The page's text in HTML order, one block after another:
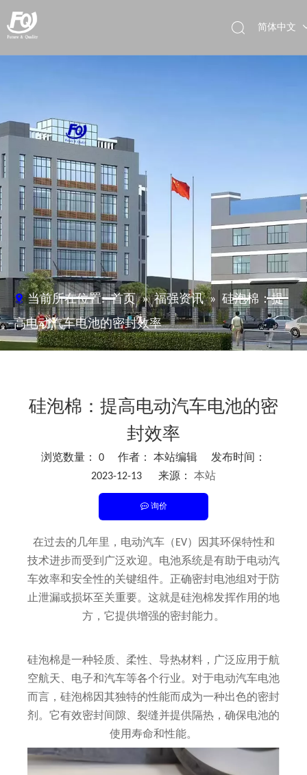
简体中文
当前所在位置: 首页 » 福强资讯 » 硅泡棉：提
高电动汽车电池的密封效率
硅泡棉：提高电动汽车电池的密
封效率
浏览数量： 0 作者： 本站编辑 发布时间：
2023-12-13 来源： 本站
询价
在过去的几年里，电动汽车（EV）因其环保特性和
技术进步而受到广泛欢迎。电池系统是有助于电动汽
车效率和安全性的关键组件。正确密封电池组对于防
止泄漏或损坏至关重要。这就是硅泡棉发挥作用的地
方，它提供增强的密封能力。
硅泡棉是一种轻质、柔性、导热材料，广泛应用于航
空航天、电子和汽车等各个行业。对于电动汽车电池
而言，硅泡棉因其独特的性能而成为一种出色的密封
剂。它有效密封间隙、裂缝并提供隔热，确保电池的
使用寿命和性能。